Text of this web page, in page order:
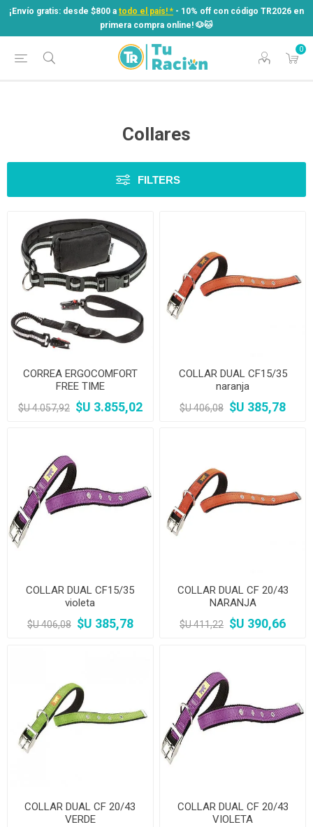
¡Envío gratis: desde $800 a todo el país! * - 10% off con código TR2026 en
primera compra online! ​🐶​🐱
0
¡Envío gratis: desde $800 atodo el país! *
- 10% off con código TR2026 en
primera compra online! ​🐶​🐱
Collares
FILTERS
CORREA ERGOCOMFORT
FREE TIME
$U 4.057,92 $U 3.855,02
COLLAR DUAL CF15/35
naranja
$U 406,08 $U 385,78
COLLAR DUAL CF15/35
violeta
$U 406,08 $U 385,78
COLLAR DUAL CF 20/43
NARANJA
$U 411,22 $U 390,66
COLLAR DUAL CF 20/43
VERDE
COLLAR DUAL CF 20/43
VIOLETA